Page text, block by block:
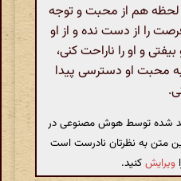
هم از محبت و توجه
را از دست نده و از او
و او را ناراحت کنی،
محبت او دسترسی پیدا
شده توسط هوش مصنوعی در
این متن به نظرتان نادرست است
ویرایشکنید.